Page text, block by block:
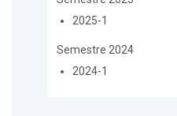
2025-1
Semestre 2024
2024-1